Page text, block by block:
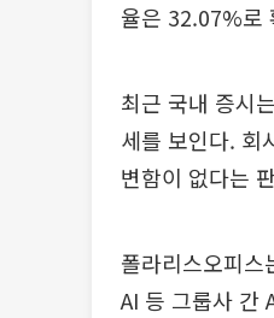
율은 32.07%로
최근 국내 증시
세를 보인다. 회
변함이 없다는
폴라리스오피
AI 등 그룹사 간